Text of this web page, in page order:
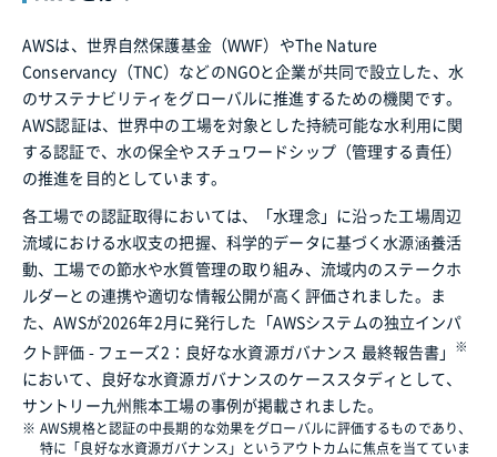
AWSは、世界自然保護基金（WWF）やThe Nature
Conservancy（TNC）などのNGOと企業が共同で設立した、水
のサステナビリティをグローバルに推進するための機関です。
AWS認証は、世界中の工場を対象とした持続可能な水利用に関
する認証で、水の保全やスチュワードシップ（管理する責任）
の推進を目的としています。
各工場での認証取得においては、「水理念」に沿った工場周辺
流域における水収支の把握、科学的データに基づく水源涵養活
動、工場での節水や水質管理の取り組み、流域内のステークホ
ルダーとの連携や適切な情報公開が高く評価されました。ま
た、AWSが2026年2月に発行した「AWSシステムの独立インパ
クト評価 - フェーズ2：良好な水資源ガバナンス 最終報告書」 ※
において、良好な水資源ガバナンスのケーススタディとして、
サントリー九州熊本工場の事例が掲載されました。
※ AWS規格と認証の中長期的な効果をグローバルに評価するものであり、
特に「良好な水資源ガバナンス」というアウトカムに焦点を当てていま